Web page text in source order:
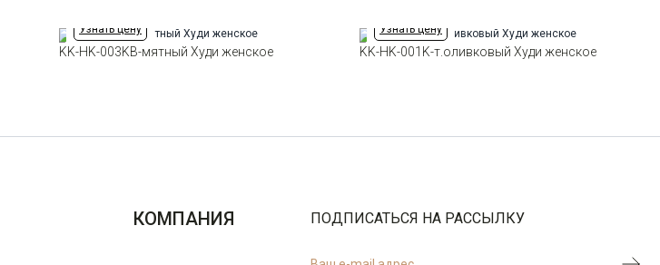
Узнать цену
KK-HK-003KB-мятный Худи женское
Узнать цену
KK-HK-001K-т.оливковый Худи женское
КОМПАНИЯ ПОДПИСАТЬСЯ НА РАССЫЛКУ